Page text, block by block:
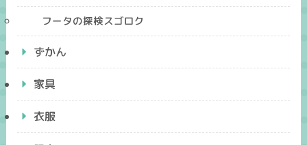
フータの探検スゴロク
ずかん
家具
衣服